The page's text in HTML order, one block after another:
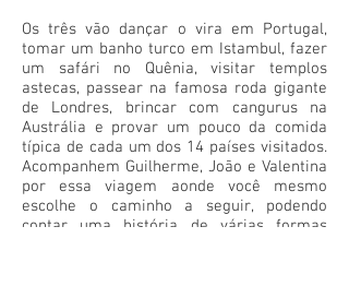
Os três vão dançar o vira em Portugal,
tomar um banho turco em Istambul, fazer
um safári no Quênia, visitar templos
astecas, passear na famosa roda gigante
de Londres, brincar com cangurus na
Austrália e provar um pouco da comida
típica de cada um dos 14 países visitados.
Acompanhem Guilherme, João e Valentina
por essa viagem aonde você mesmo
escolhe o caminho a seguir, podendo
contar uma história de várias formas